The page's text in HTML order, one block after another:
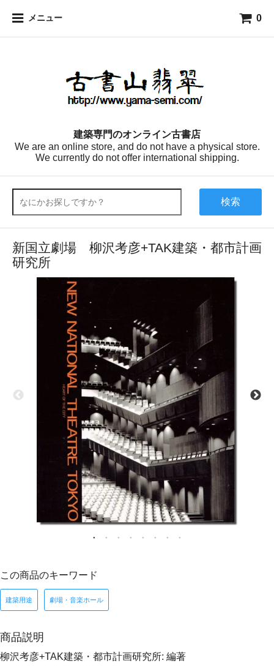
メニュー 0
建築専門のオンライン古書店
We are an online store, and do not have a physical store.
We currently do not offer international shipping.
検索
新国立劇場 柳沢考彦+TAK建築・都市計画
研究所
この商品のキーワード
建築用途 劇場・音楽ホール
商品説明
柳沢考彦+TAK建築・都市計画研究所: 編著